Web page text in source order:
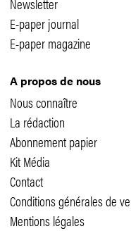
E-paper journal
E-paper magazine
A propos de nous
Nous connaître
La rédaction
Abonnement papier
Kit Média
Contact
Conditions générales de
Mentions légales